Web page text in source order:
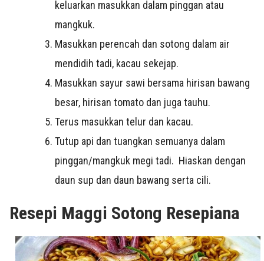
keluarkan masukkan dalam pinggan atau
mangkuk.
Masukkan perencah dan sotong dalam air
mendidih tadi, kacau sekejap.
Masukkan sayur sawi bersama hirisan bawang
besar, hirisan tomato dan juga tauhu.
Terus masukkan telur dan kacau.
Tutup api dan tuangkan semuanya dalam
pinggan/mangkuk megi tadi. Hiaskan dengan
daun sup dan daun bawang serta cili.
Resepi Maggi Sotong Resepiana